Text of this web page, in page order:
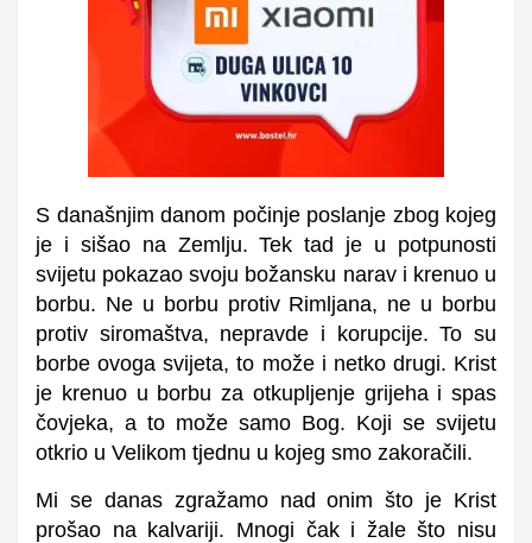
S današnjim danom počinje poslanje zbog kojeg
je i sišao na Zemlju. Tek tad je u potpunosti
svijetu pokazao svoju božansku narav i krenuo u
borbu. Ne u borbu protiv Rimljana, ne u borbu
protiv siromaštva, nepravde i korupcije. To su
borbe ovoga svijeta, to može i netko drugi. Krist
je krenuo u borbu za otkupljenje grijeha i spas
čovjeka, a to može samo Bog. Koji se svijetu
otkrio u Velikom tjednu u kojeg smo zakoračili.
Mi se danas zgražamo nad onim što je Krist
prošao na kalvariji. Mnogi čak i žale što nisu